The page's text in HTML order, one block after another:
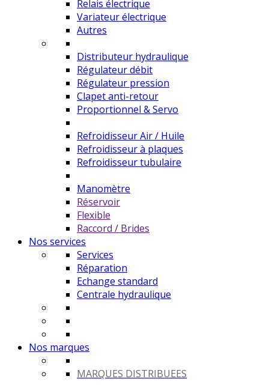
Relais électrique
Variateur électrique
Autres
Distributeur hydraulique
Régulateur débit
Régulateur pression
Clapet anti-retour
Proportionnel & Servo
Refroidisseur Air / Huile
Refroidisseur à plaques
Refroidisseur tubulaire
Manomètre
Réservoir
Flexible
Raccord / Brides
Nos services
Services
Réparation
Echange standard
Centrale hydraulique
Nos marques
MARQUES DISTRIBUEES